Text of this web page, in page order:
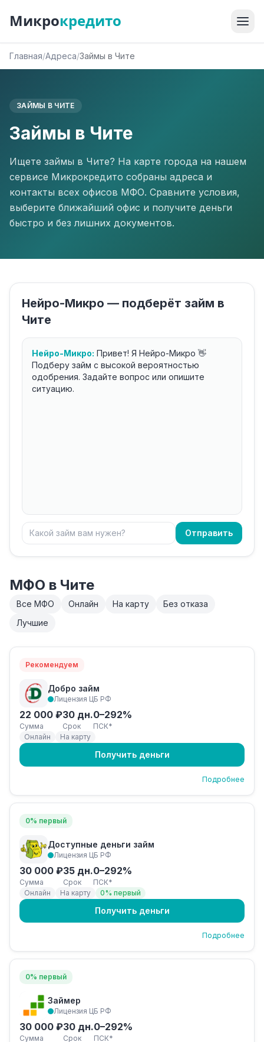
Микрокредито
Главная/Адреса/Займы в Чите
ЗАЙМЫ В ЧИТЕ
Займы в Чите
Ищете займы в Чите? На карте города на нашем
сервисе Микрокредито собраны адреса и
контакты всех офисов МФО. Сравните условия,
выберите ближайший офис и получите деньги
быстро и без лишних документов.
Нейро-Микро — подберёт займ в
Чите
Нейро-Микро: Привет! Я Нейро-Микро 👋
Подберу займ с высокой вероятностью
одобрения. Задайте вопрос или опишите
ситуацию.
Отправить
МФО в Чите
Все МФО Онлайн На карту
Без отказа
Лучшие
Рекомендуем
Добро займ
Лицензия ЦБ РФ
22 000 ₽
Сумма
30 дн.
Срок
0–292%
ПСК*
Онлайн
На карту
Получить деньги
Подробнее
0% первый
Доступные деньги займ
Лицензия ЦБ РФ
30 000 ₽
Сумма
35 дн.
Срок
0–292%
ПСК*
Онлайн
На карту 0% первый
Получить деньги
Подробнее
0% первый
Займер
Лицензия ЦБ РФ
30 000 ₽
Сумма
30 дн.
Срок
0–292%
ПСК*